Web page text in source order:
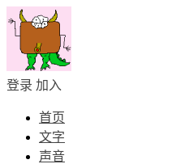
登录 加入
首页
文字
声音